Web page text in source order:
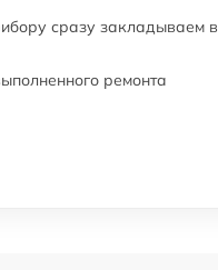
сразу закладываем в
ремонта